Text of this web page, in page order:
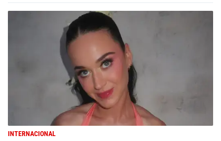
INTERNACIONAL